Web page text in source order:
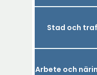
Stad och
Arbete och